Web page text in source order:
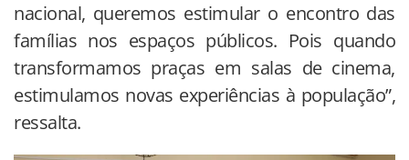
nacional, queremos estimular o encontro das
famílias nos espaços públicos. Pois quando
transformamos praças em salas de cinema,
estimulamos novas experiências à população”,
ressalta.